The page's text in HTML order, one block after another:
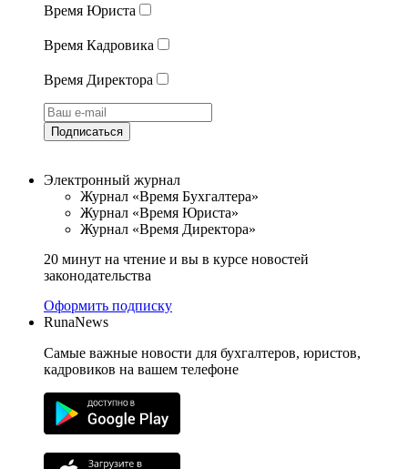
Время Юриста
Время Кадровика
Время Директора
Подписаться
Электронный журнал
Журнал «Время Бухгалтера»
Журнал «Время Юриста»
Журнал «Время Директора»
20 минут на чтение и вы в курсе новостей
законодательства
Оформить подписку
RunaNews
Самые важные новости для бухгалтеров, юристов,
кадровиков на вашем телефоне